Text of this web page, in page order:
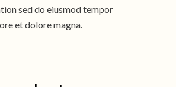
sed do eiusmod tempor
et dolore magna.